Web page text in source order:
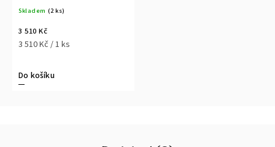
Skladem (2 ks)
3 510 Kč
3 510 Kč / 1 ks
Do košíku